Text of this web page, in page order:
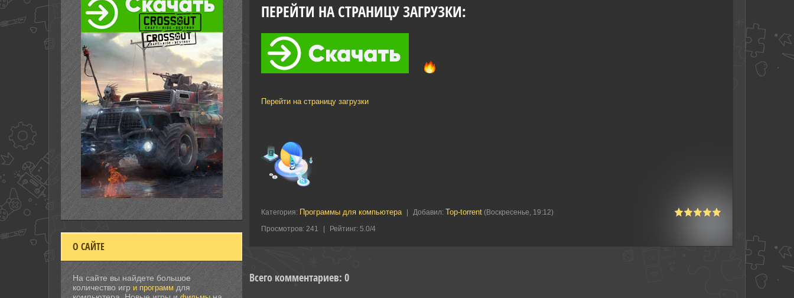
ПЕРЕЙТИ НА СТРАНИЦУ ЗАГРУЗКИ:
Перейти на страницу загрузки
Категория: Программы для компьютера Добавил: Top-torrent(Воскресенье, 19:12)
Просмотров: 241 Рейтинг: 5.0/4
Всего комментариев: 0
О САЙТЕ
На сайте вы найдете большое
количество игр и программ для